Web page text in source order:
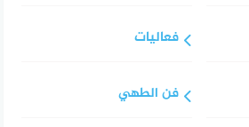
فعاليات
فن الطهي